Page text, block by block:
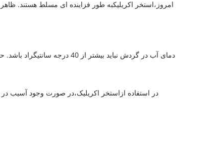
امروز،استخر اکریلیکبه طور فزاینده ای مسلط هستند. ظاهر
2. در استفاده از استخر اکریلیک،